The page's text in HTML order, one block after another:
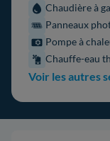
Chaudière à
Panneaux
Pompe à
Chauffe-eau
Voir les autres